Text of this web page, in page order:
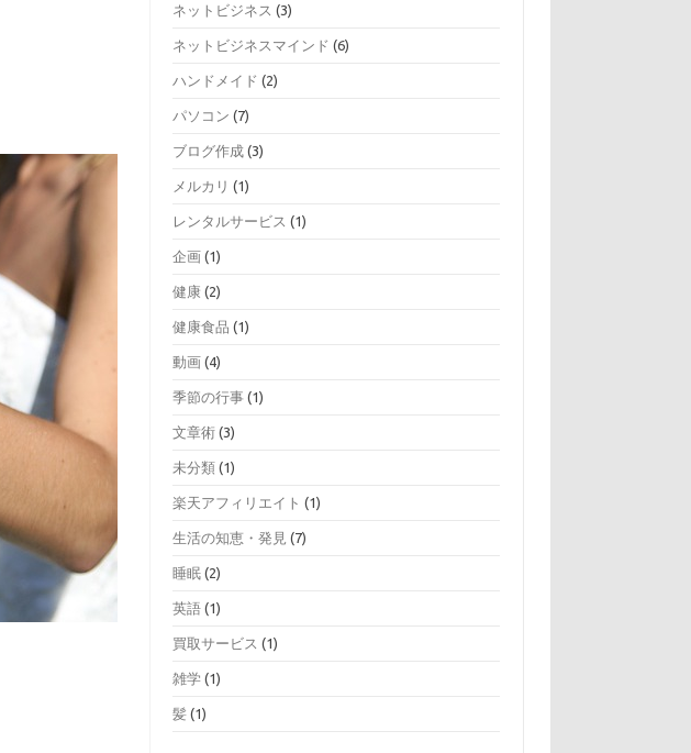
ネットビジネス (3)
ネットビジネスマインド (6)
ハンドメイド (2)
パソコン (7)
ブログ作成 (3)
メルカリ (1)
レンタルサービス (1)
企画 (1)
健康 (2)
健康食品 (1)
動画 (4)
季節の行事 (1)
文章術 (3)
未分類 (1)
楽天アフィリエイト (1)
生活の知恵・発見 (7)
睡眠 (2)
英語 (1)
買取サービス (1)
雑学 (1)
髪 (1)